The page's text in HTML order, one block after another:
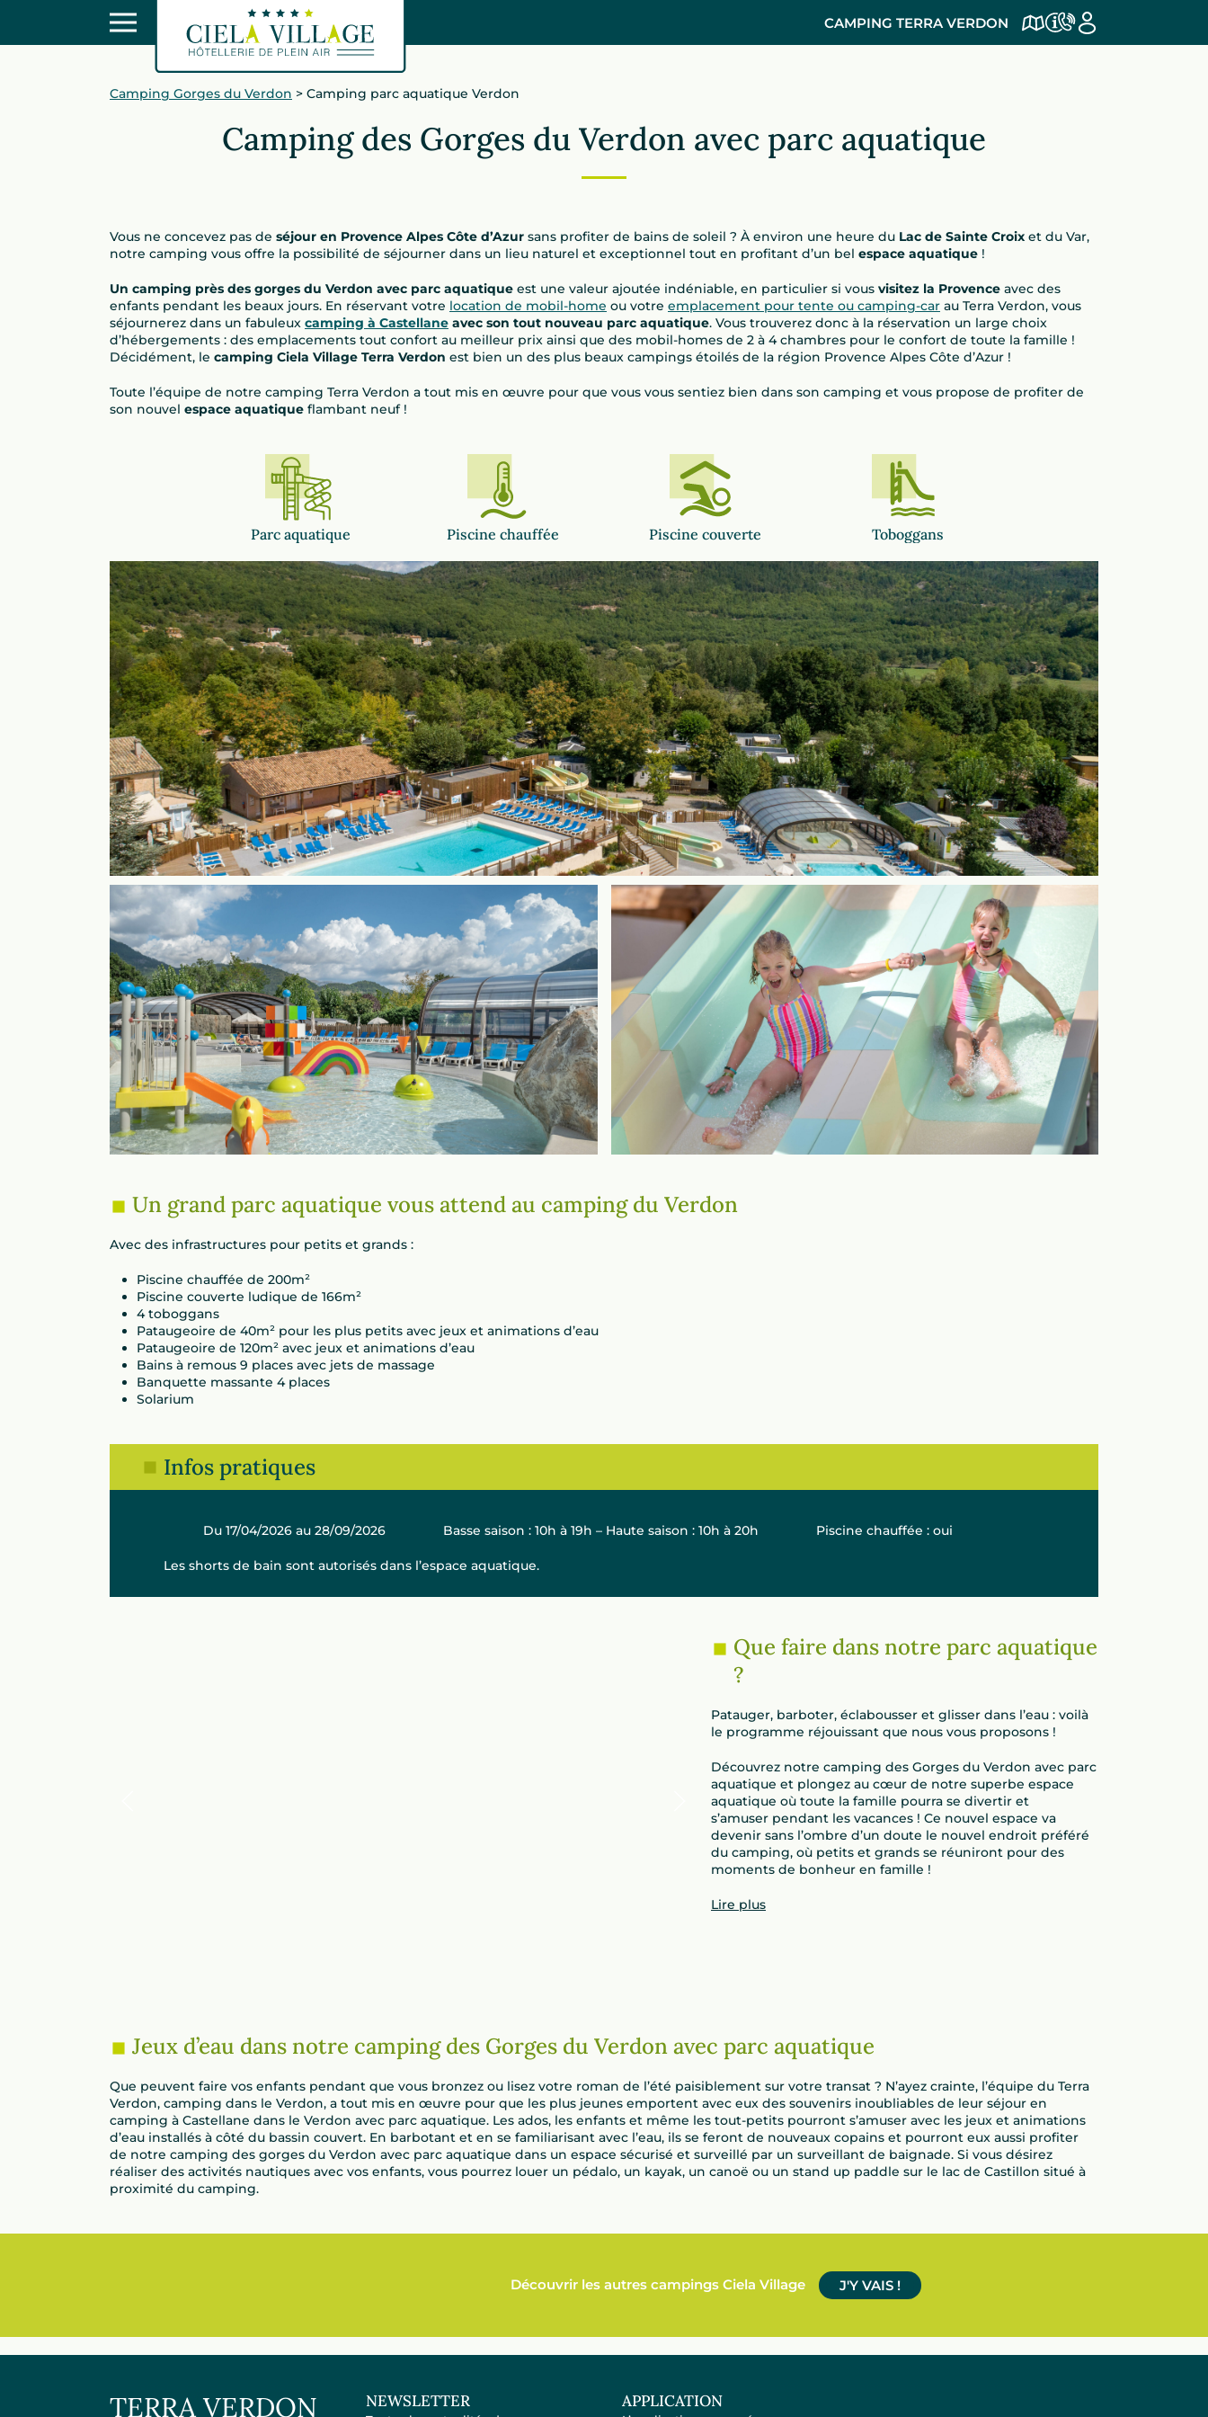
CAMPING TERRA VERDON
Camping Gorges du Verdon > Camping parc aquatique Verdon
Camping des Gorges du Verdon avec parc aquatique
Vous ne concevez pas de séjour en Provence Alpes Côte d’Azur sans profiter de bains de soleil ? À environ une heure du Lac de Sainte Croix et du Var,
notre camping vous offre la possibilité de séjourner dans un lieu naturel et exceptionnel tout en profitant d’un bel espace aquatique !
Un camping près des gorges du Verdon avec parc aquatique est une valeur ajoutée indéniable, en particulier si vous visitez la Provence avec des
enfants pendant les beaux jours. En réservant votre location de mobil-home ou votre emplacement pour tente ou camping-car au Terra Verdon, vous
séjournerez dans un fabuleux camping à Castellane avec son tout nouveau parc aquatique. Vous trouverez donc à la réservation un large choix
d’hébergements : des emplacements tout confort au meilleur prix ainsi que des mobil-homes de 2 à 4 chambres pour le confort de toute la famille !
Décidément, le camping Ciela Village Terra Verdon est bien un des plus beaux campings étoilés de la région Provence Alpes Côte d’Azur !
Toute l’équipe de notre camping Terra Verdon a tout mis en œuvre pour que vous vous sentiez bien dans son camping et vous propose de profiter de
son nouvel espace aquatique flambant neuf !
Parc aquatique Piscine chauffée Piscine couverte Toboggans
Un grand parc aquatique vous attend au camping du Verdon
Avec des infrastructures pour petits et grands :
Piscine chauffée de 200m²
Piscine couverte ludique de 166m²
4 toboggans
Pataugeoire de 40m² pour les plus petits avec jeux et animations d’eau
Pataugeoire de 120m² avec jeux et animations d’eau
Bains à remous 9 places avec jets de massage
Banquette massante 4 places
Solarium
Infos pratiques
Du 17/04/2026 au 28/09/2026 Basse saison : 10h à 19h – Haute saison : 10h à 20h Piscine chauffée : oui
Les shorts de bain sont autorisés dans l’espace aquatique.
Que faire dans notre parc aquatique
?
Patauger, barboter, éclabousser et glisser dans l’eau : voilà
le programme réjouissant que nous vous proposons !
Découvrez notre camping des Gorges du Verdon avec parc
aquatique et plongez au cœur de notre superbe espace
aquatique où toute la famille pourra se divertir et
s’amuser pendant les vacances ! Ce nouvel espace va
devenir sans l’ombre d’un doute le nouvel endroit préféré
du camping, où petits et grands se réuniront pour des
moments de bonheur en famille !
Lire plus
Jeux d’eau dans notre camping des Gorges du Verdon avec parc aquatique
Que peuvent faire vos enfants pendant que vous bronzez ou lisez votre roman de l’été paisiblement sur votre transat ? N’ayez crainte, l’équipe du Terra
Verdon, camping dans le Verdon, a tout mis en œuvre pour que les plus jeunes emportent avec eux des souvenirs inoubliables de leur séjour en
camping à Castellane dans le Verdon avec parc aquatique. Les ados, les enfants et même les tout-petits pourront s’amuser avec les jeux et animations
d’eau installés à côté du bassin couvert. En barbotant et en se familiarisant avec l’eau, ils se feront de nouveaux copains et pourront eux aussi profiter
de notre camping des gorges du Verdon avec parc aquatique dans un espace sécurisé et surveillé par un surveillant de baignade. Si vous désirez
réaliser des activités nautiques avec vos enfants, vous pourrez louer un pédalo, un kayak, un canoë ou un stand up paddle sur le lac de Castillon situé à
proximité du camping.
Découvrir les autres campings Ciela Village J'Y VAIS !
TERRA VERDON NEWSLETTER APPLICATION